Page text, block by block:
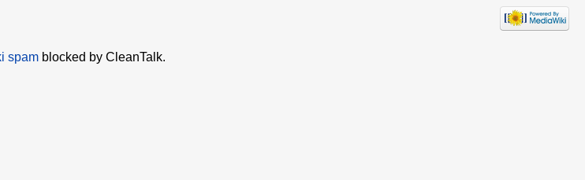
spamblocked by CleanTalk.